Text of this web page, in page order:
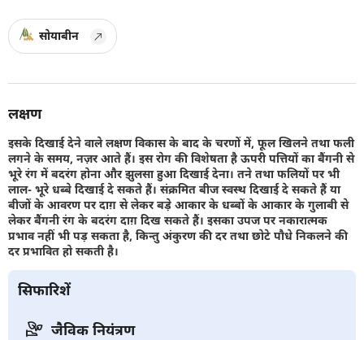
सोयाबीन
लक्षण
इसके दिखाई देने वाले लक्षण विकास के बाद के चरणों में, फूल खिलने तथा फली
लगने के समय, नज़र आते हैं। इस रोग की विशेषता है ऊपरी पत्तियों का बैंगनी से
भूरे रंग में बदरंग होना और झुलसा हुआ दिखाई देना। तने तथा फलियों पर भी
लाल- भूरे धब्बे दिखाई दे सकते हैं। संक्रमित बीज स्वस्थ दिखाई दे सकते हैं या
बीजों के आवरण पर दाग़ से लेकर बड़े आकार के धब्बों के आकार के गुलाबी से
लेकर बैंगनी रंग के बदरंग दाग़ दिख सकते हैं। इसका उपज पर नकारात्मक
प्रभाव नहीं भी पड़ सकता है, किन्तु अंकुरण की दर तथा छोटे पौधे निकलने की
दर प्रभावित हो सकती है।
सिफारिशें
जैविक नियंत्रण